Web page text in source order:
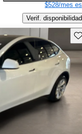
$528/mes
Verif. disponibilidad